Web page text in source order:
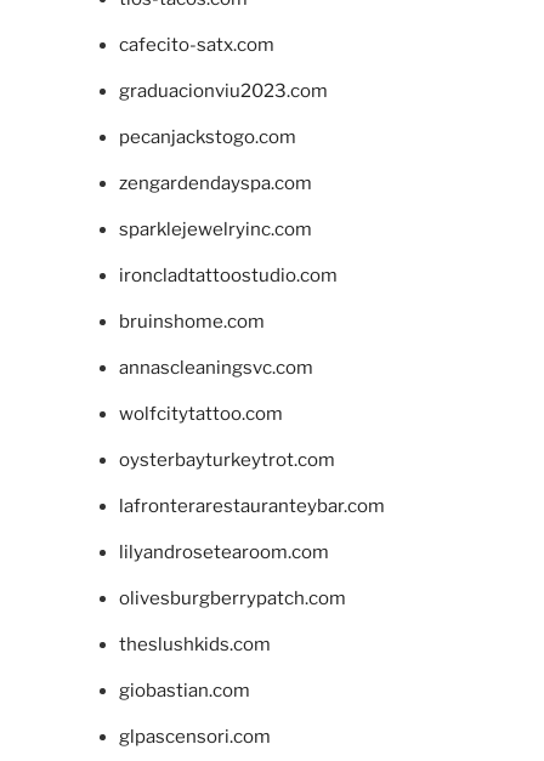
cafecito-satx.com
graduacionviu2023.com
pecanjackstogo.com
zengardendayspa.com
sparklejewelryinc.com
ironcladtattoostudio.com
bruinshome.com
annascleaningsvc.com
wolfcitytattoo.com
oysterbayturkeytrot.com
lafronterarestauranteybar.com
lilyandrosetearoom.com
olivesburgberrypatch.com
theslushkids.com
giobastian.com
glpascensori.com